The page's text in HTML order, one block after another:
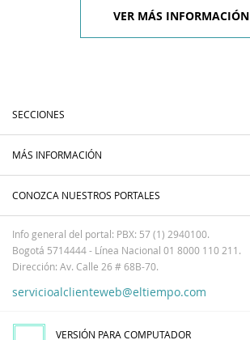
VER MÁS INFORMACIÓN
SECCIONES
MÁS INFORMACIÓN
CONOZCA NUESTROS PORTALES
Info general del portal: PBX: 57 (1) 2940100.
Bogotá 5714444 - Línea Nacional 01 8000 110 211.
Dirección: Av. Calle 26 # 68B-70.
servicioalclienteweb@eltiempo.com
VERSIÓN PARA COMPUTADOR